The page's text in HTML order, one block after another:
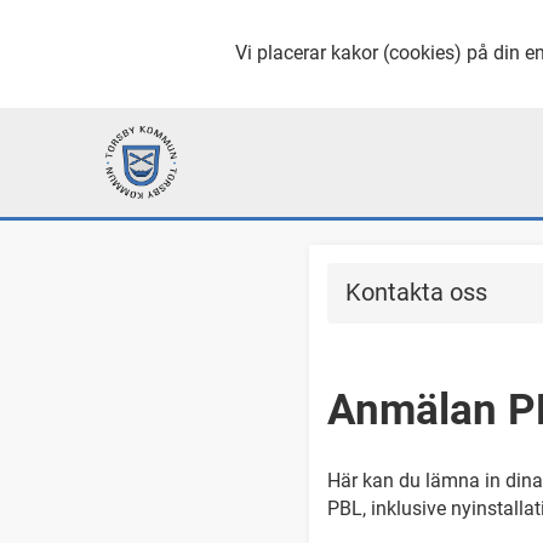
Vi placerar kakor (cookies) på din
Kontakta oss
Anmälan
Här kan du lämna in
PBL, inklusive